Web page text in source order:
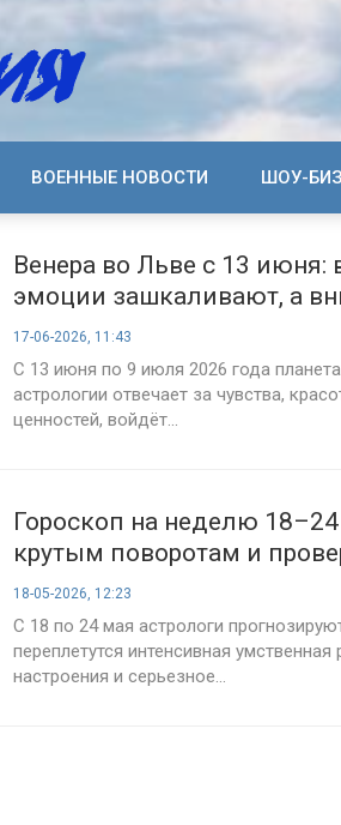
ВОЕННЫЕ НОВОСТИ ШОУ-
Венера во Льве с 13 июня:
эмоции зашкаливают, а
отвоёвывать
17-06-2026, 11:43
С 13 июня по 9 июля 2026 года
астрологии отвечает за чувства,
ценностей, войдёт...
Гороскоп на неделю
крутым поворотам и
18-05-2026, 12:23
С 18 по 24 мая астрологи
переплетутся интенсивная
настроения и серьезное...